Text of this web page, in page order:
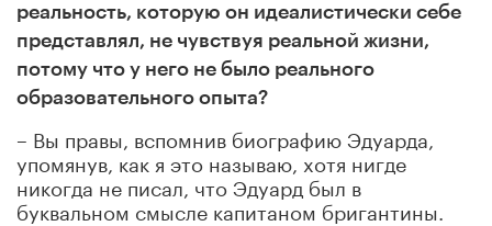
реальность, которую он идеалистически себе
представлял, не чувствуя реальной жизни,
потому что у него не было реального
образовательного опыта?
– Вы правы, вспомнив биографию Эдуарда,
упомянув, как я это называю, хотя нигде
никогда не писал, что Эдуард был в
буквальном смысле капитаном бригантины.